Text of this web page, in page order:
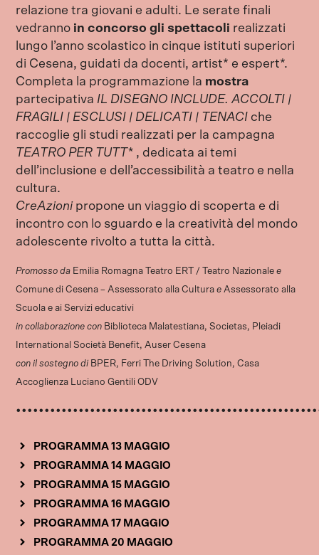
relazione tra giovani e adulti. Le serate finali
vedranno in concorso gli spettacoli realizzati
lungo l’anno scolastico in cinque istituti superiori
di Cesena, guidati da docenti, artist* e espert*.
Completa la programmazione la mostra
partecipativa IL DISEGNO INCLUDE. ACCOLTI |
FRAGILI | ESCLUSI | DELICATI | TENACI che
raccoglie gli studi realizzati per la campagna
TEATRO PER TUTT* , dedicata ai temi
dell’inclusione e dell’accessibilità a teatro e nella
cultura.
CreAzionipropone un viaggio di scoperta e di
incontro con lo sguardo e la creatività del mondo
adolescente rivolto a tutta la città.
Promosso da Emilia Romagna Teatro ERT / Teatro Nazionalee
Comune di Cesena – Assessorato alla Culturae Assessorato alla
Scuola e ai Servizi educativi
in collaborazione con Biblioteca Malatestiana, Societas, Pleiadi
International Società Benefit, Auser Cesena
con il sostegno di BPER, Ferri The Driving Solution, Casa
Accoglienza Luciano Gentili ODV
PROGRAMMA 13 MAGGIO
PROGRAMMA 14 MAGGIO
PROGRAMMA 15 MAGGIO
PROGRAMMA 16 MAGGIO
PROGRAMMA 17 MAGGIO
PROGRAMMA 20 MAGGIO